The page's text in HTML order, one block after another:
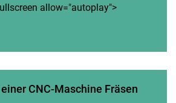
allow="autoplay">
einer CNC-Maschine Fräsen